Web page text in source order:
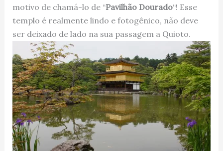
motivo de chamá-lo de “Pavilhão Dourado“! Esse
templo é realmente lindo e fotogênico, não deve
ser deixado de lado na sua passagem a Quioto.